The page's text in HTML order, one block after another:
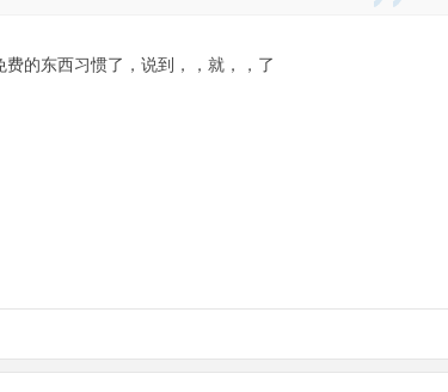
的东西习惯了，说到，，就，，了